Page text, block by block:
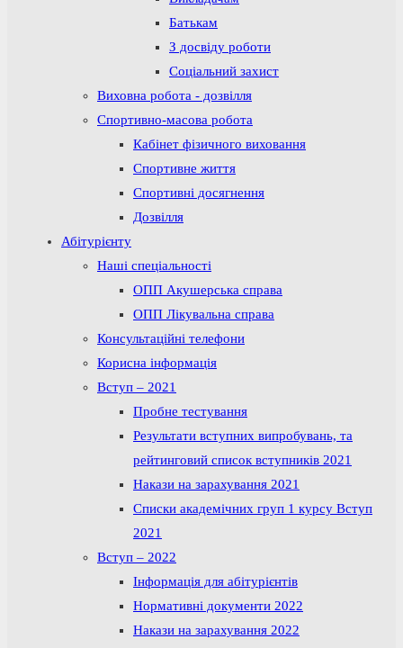
Батькам
З досвіду роботи
Соціальний захист
Виховна робота - дозвілля
Спортивно-масова робота
Кабінет фізичного виховання
Спортивне життя
Спортивні досягнення
Дозвілля
Абітурієнту
Наші спеціальності
ОПП Акушерська справа
ОПП Лікувальна справа
Консультаційні телефони
Корисна інформація
Вступ – 2021
Пробне тестування
Результати вступних випробувань, та
рейтинговий список вступників 2021
Накази на зарахування 2021
Списки академічних груп 1 курсу Вступ
2021
Вступ – 2022
Інформація для абітурієнтів
Нормативні документи 2022
Накази на зарахування 2022